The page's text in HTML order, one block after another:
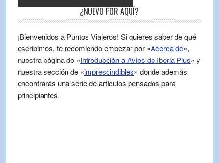
¿NUEVO POR AQUÍ?
¡Bienvenidos a Puntos Viajeros! Si quieres saber de qué
escribimos, te recomiendo empezar por «Acerca de«,
nuestra página de «Introducción a Avios de Iberia Plus» y
nuestra sección de «imprescindibles» donde además
encontrarás una serie de artículos pensados para
principiantes.